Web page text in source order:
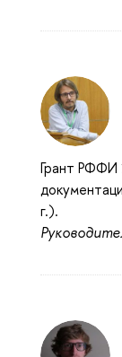
Грант РФФИ
г.).